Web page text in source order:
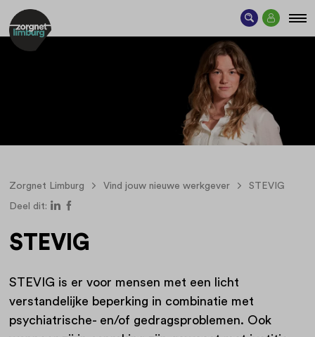
Zorgnet Limburg Vind jouw nieuwe werkgever STEVIG
Deel dit:
STEVIG
STEVIG is er voor mensen met een licht
verstandelijke beperking in combinatie met
psychiatrische- en/of gedragsproblemen. Ook